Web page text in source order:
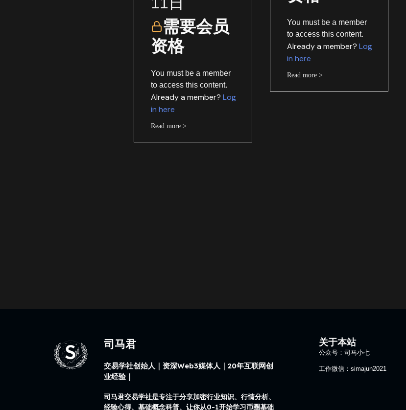
需要会员
资格
You must be a member
to access this content.
Already a member? Log
in here
Read more >
You must be a member
to access this content.
Already a member? Log
in here
Read more >
司马君
交易学社创始人｜资深Web3媒体人｜20年互联网创
业经验｜
司马君交易学社是专注于分享加密行业知识、行情分析、
经验心得、基础概念科普、让你从0-1开始学习币圈基础
关于本站
公众号：司马小七
工作微信：simajun2021